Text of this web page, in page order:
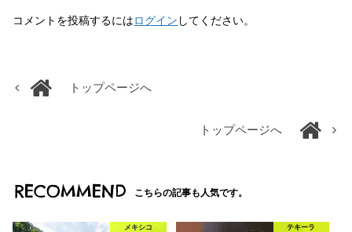
コメントを投稿するにはログイン してください。
トップページへ
トップページへ
RECOMMEND こちらの記事も人気です。
メキシコ テキーラ